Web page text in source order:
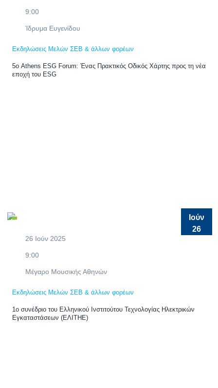
9:00
Ίδρυμα Ευγενίδου
Εκδηλώσεις Μελών ΣΕΒ & άλλων φορέων
5ο Athens ESG Forum: Ένας Πρακτικός Οδικός Χάρτης προς τη νέα
εποχή του ESG
Ιούν
26
26 Ιούν 2025
9:00
Μέγαρο Μουσικής Αθηνών
Εκδηλώσεις Μελών ΣΕΒ & άλλων φορέων
1ο συνέδριο του Ελληνικού Ινστιτούτου Τεχνολογίας Ηλεκτρικών
Εγκαταστάσεων (ΕΛΙΤΗΕ)